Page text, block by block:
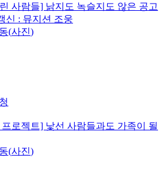
사람들] 낡지도 녹슬지도 않은 공고
신 : 뮤지션 조웅
(사진)
로젝트] 낯선 사람들과도 가족이 될
(사진)